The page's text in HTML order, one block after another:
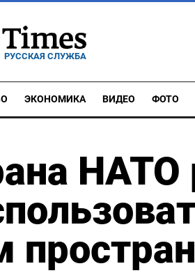
РУССКАЯ СЛУЖБА
ЭКОНОМИКА ВИДЕО ФОТО